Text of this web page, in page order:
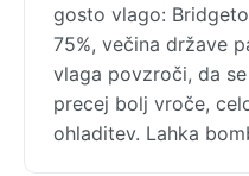
gosto vlago:
75%, večina države
vlaga povzroči, da
precej bolj vroče,
ohladitev. Lahka